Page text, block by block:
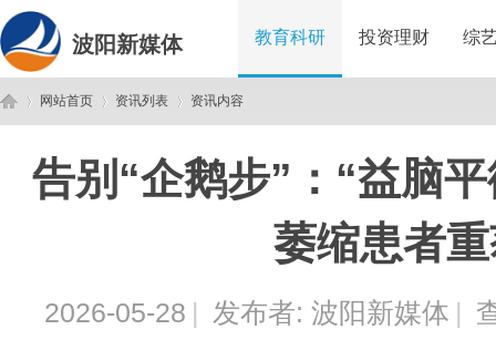
波阳新媒体 教育科研 投资理财 综
网站首页
›
资讯列表
›
资讯内容
告别“企鹅步”：“益脑
萎缩患者
2026-05-28 | 发布者: 波阳新媒体 |